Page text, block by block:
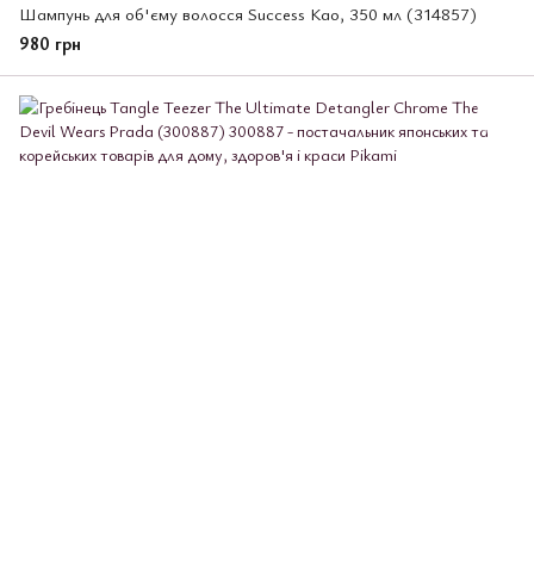
Шампунь для об'єму волосся Success Као, 350 мл (314857)
980 грн